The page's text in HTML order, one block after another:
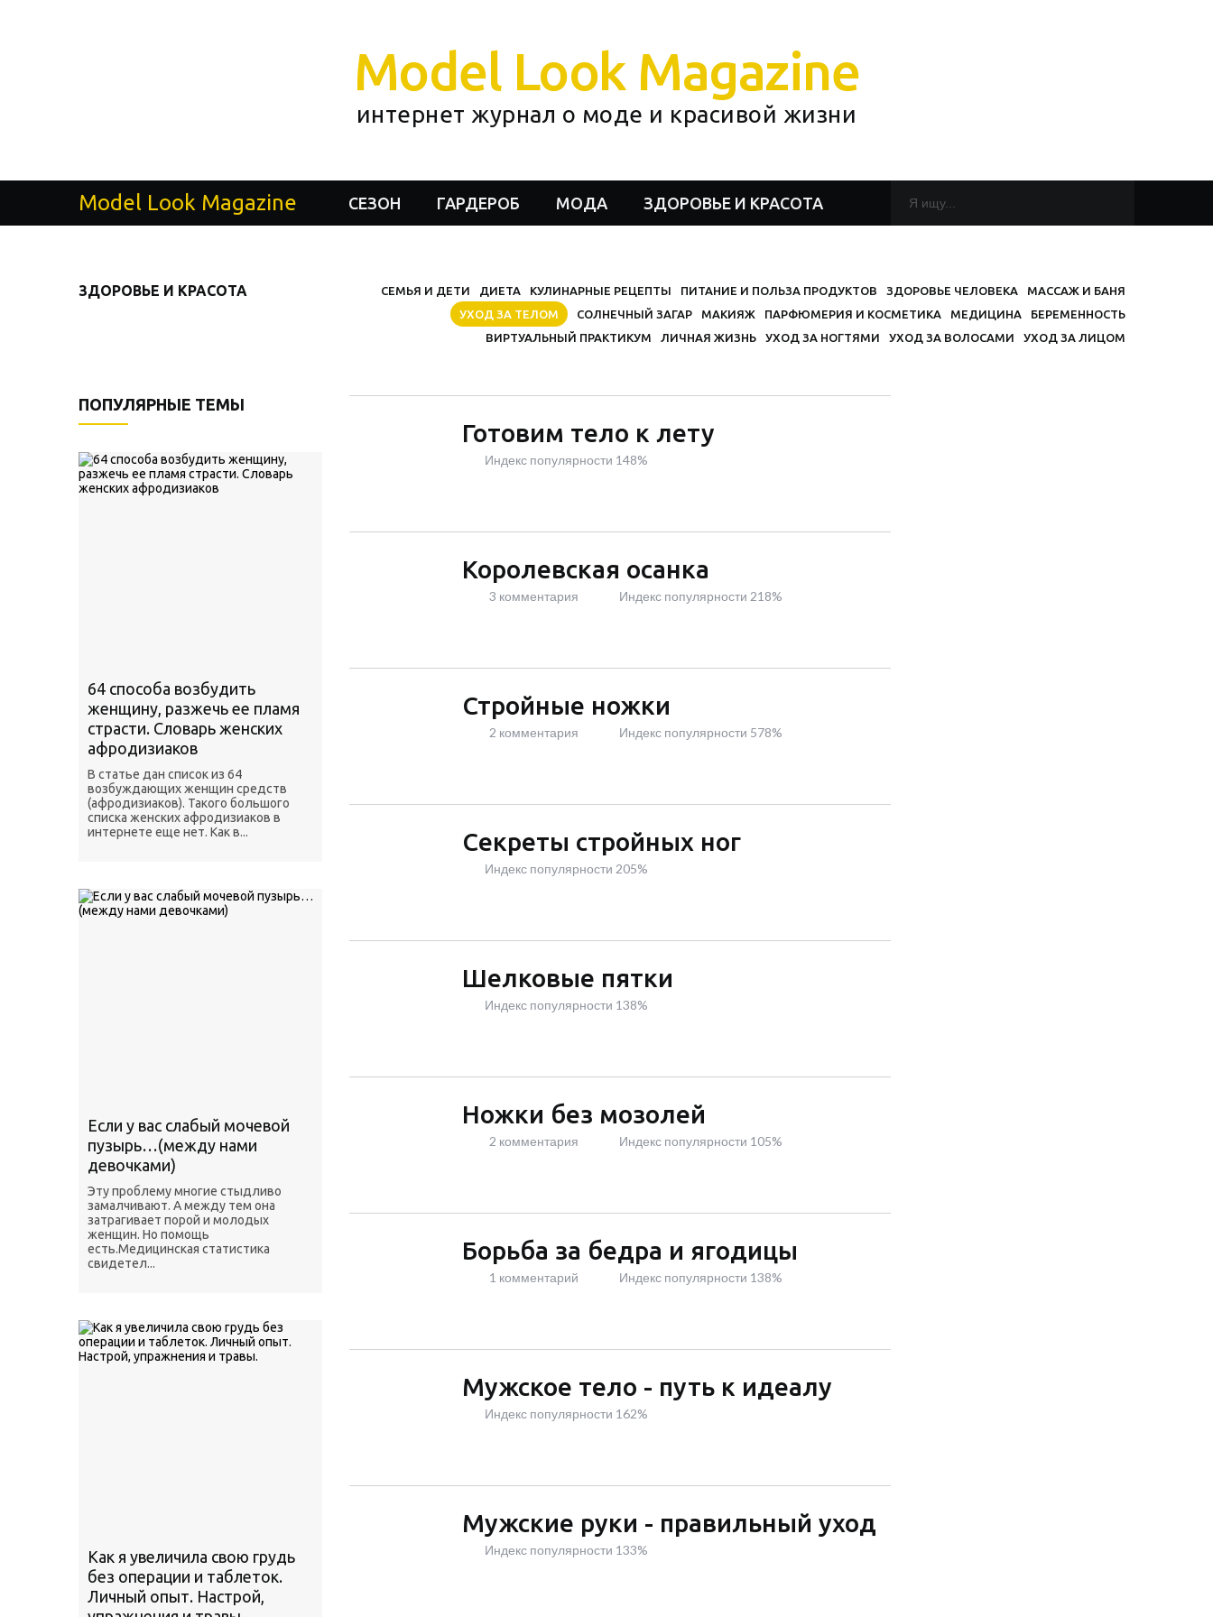
Model Look Magazine
интернет журнал о моде и красивой жизни
Model Look Magazine СЕЗОН ГАРДЕРОБ МОДА ЗДОРОВЬЕ И КРАСОТА
ЗДОРОВЬЕ И КРАСОТА МАССАЖ И БАНЯ
ЗДОРОВЬЕ ЧЕЛОВЕКА
ПИТАНИЕ И ПОЛЬЗА ПРОДУКТОВ
КУЛИНАРНЫЕ РЕЦЕПТЫ
ДИЕТА
СЕМЬЯ И ДЕТИ
БЕРЕМЕННОСТЬ
МЕДИЦИНА
ПАРФЮМЕРИЯ И КОСМЕТИКА
МАКИЯЖ
СОЛНЕЧНЫЙ ЗАГАР
УХОД ЗА ТЕЛОМ
УХОД ЗА ЛИЦОМ
УХОД ЗА ВОЛОСАМИ
УХОД ЗА НОГТЯМИ
ЛИЧНАЯ ЖИЗНЬ
ВИРТУАЛЬНЫЙ ПРАКТИКУМ
Готовим тело к лету
Индекс популярности 148%
Королевская осанка
3 комментария Индекс популярности 218%
Стройные ножки
2 комментария Индекс популярности 578%
Секреты стройных ног
Индекс популярности 205%
Шелковые пятки
Индекс популярности 138%
Ножки без мозолей
2 комментария Индекс популярности 105%
Борьба за бедра и ягодицы
1 комментарий Индекс популярности 138%
Мужское тело - путь к идеалу
Индекс популярности 162%
Мужские руки - правильный уход
Индекс популярности 133%
ПОПУЛЯРНЫЕ ТЕМЫ
64 способа возбудить
женщину, разжечь ее пламя
страсти. Словарь женских
афродизиаков
В статье дан список из 64
возбуждающих женщин средств
(афродизиаков). Такого большого
списка женских афродизиаков в
интернете еще нет. Как в...
Если у вас слабый мочевой
пузырь…(между нами
девочками)
Эту проблему многие стыдливо
замалчивают. А между тем она
затрагивает порой и молодых
женщин. Но помощь
есть.Медицинская статистика
свидетел...
Как я увеличила свою грудь
без операции и таблеток.
Личный опыт. Настрой,